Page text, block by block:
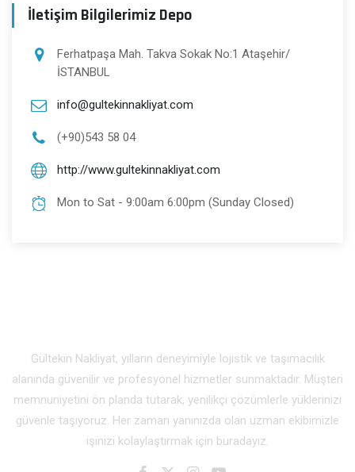
İletişim Bilgilerimiz Depo
Ferhatpaşa Mah. Takva Sokak No:1 Ataşehir/
İSTANBUL
info@gultekinnakliyat.com
(+90)543 58 04
http://www.gultekinnakliyat.com
Mon to Sat - 9:00am 6:00pm (Sunday Closed)
Gültekin Nakliyat, yılların deneyimiyle lojistik ve taşımacılık
alanında güvenilir ve profesyonel hizmetler sunmaktadır. Müşteri
memnuniyetini ön planda tutarak, yenilikçi çözümlerle yüklerinizi
güvenle taşıyoruz. Her zaman yanınızda olan uzman ekibimizle
işinizi kolaylaştırmak için buradayız.